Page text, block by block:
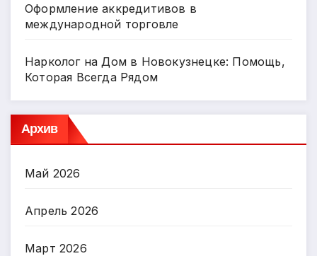
Оформление аккредитивов в
международной торговле
Нарколог на Дом в Новокузнецке: Помощь,
Которая Всегда Рядом
Архив
Май 2026
Апрель 2026
Март 2026